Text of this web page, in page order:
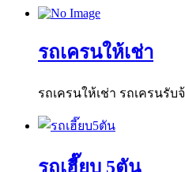
รถเครนให้เช่า
รถเครนให้เช่า รถเครนรับจ้
รถเฮี๊ยบ 5ตัน